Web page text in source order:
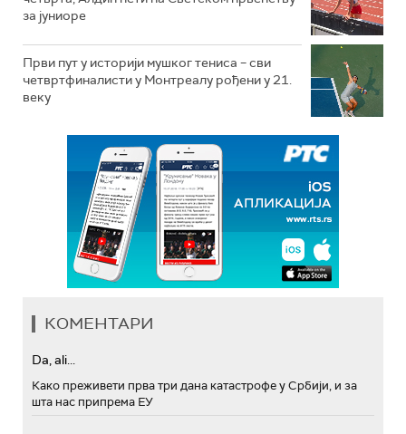
за јуниоре
Први пут у историји мушког тениса – сви
четвртфиналисти у Монтреалу рођени у 21.
веку
КОМЕНТАРИ
Da, ali...
Како преживети прва три дана катастрофе у Србији, и за
шта нас припрема ЕУ